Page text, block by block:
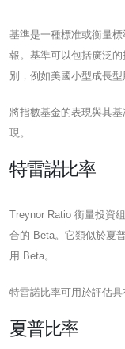
基準是一種標准或衡量
報。基準可以包括廣泛
別，例如美國小型成長型
將指數基金的表現與其
現。
特雷諾比率
Treynor Ratio 衡量投資
合的 Beta。它類似於夏
用 Beta。
特雷諾比率可用於評估具
夏普比率